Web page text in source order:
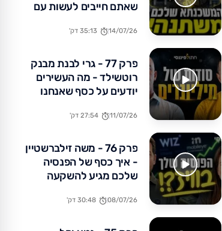
שאתם חייבים לעשות עם
14/07/26 35:13 דק'
פרק 77 - גרי לבנת מבנק
רוטשילד - מה העשירים
יודעים על כסף שאנחנו
11/07/26 27:54 דק'
פרק 76 - משה זילברשטיין
- איך כסף של הפנסיה
שלכם מגיע להשקעה
08/07/26 30:48 דק'